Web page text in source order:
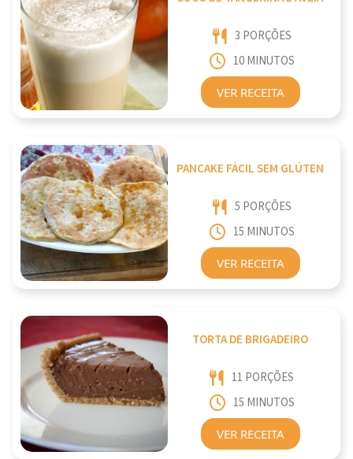
3 PORÇÕES
10 MINUTOS
VER RECEITA
PANCAKE FÁCIL SEM GLÚTEN
5 PORÇÕES
15 MINUTOS
VER RECEITA
TORTA DE BRIGADEIRO
11 PORÇÕES
15 MINUTOS
VER RECEITA